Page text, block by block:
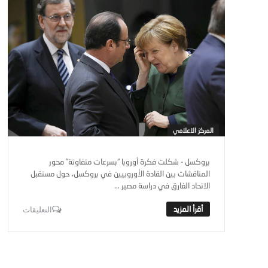
المركز الاعلامي
بروكسل - شكلت فكرة أوروبا “بسرعات متفاوتة” محور
المناقشات بين القادة الأوروبيين في بروكسل، حول مستقبل
الاتحاد الغارق في دراسة مصير ...
التعليقات